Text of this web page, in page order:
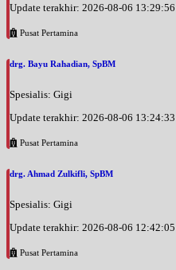
Update terakhir: 2026-08-06 13:29:56
Pusat Pertamina
drg. Bayu Rahadian, SpBM
Spesialis: Gigi
Update terakhir: 2026-08-06 13:24:33
Pusat Pertamina
drg. Ahmad Zulkifli, SpBM
Spesialis: Gigi
Update terakhir: 2026-08-06 12:42:05
Pusat Pertamina